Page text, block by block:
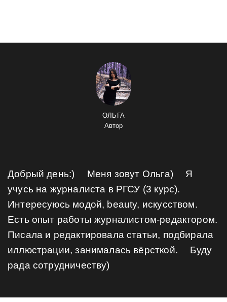
Добрый день:) ⠀ Меня зовут Ольга) ⠀ Я
учусь на журналиста в РГСУ (3 курс).
Интересуюсь модой, beauty, искусством. ⠀
Есть опыт работы журналистом-редактором.
Писала и редактировала статьи, подбирала
иллюстрации, занималась вёрсткой. ⠀ Буду
рада сотрудничеству)
ОЛЬГА
Автор